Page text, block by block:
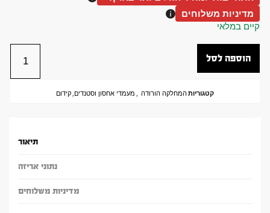
מדיניות משלוחים
קיים במלאי
הוספה לסל
קטגוריותהמחלקה הורודה , מעמדי אחסון וסטנדים,קידום
תיאור
נתוני אריזה
מדיניות משלוחים